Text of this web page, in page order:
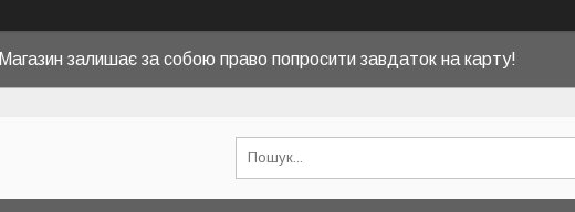
Магазин залишає за собою право попросити завдаток на карту!